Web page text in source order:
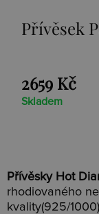
Přívěsek
2659 Kč
Skladem
Přívěsky Hot
rhodiovaného
kvality(925/